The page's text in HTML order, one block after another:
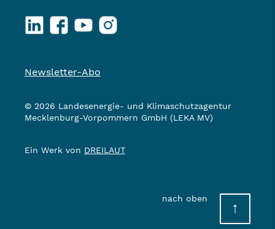
LinkedInFacebookYouTubeInstagram
Newsletter-Abo
© 2026 Landesenergie- und Klimaschutzagentur
Mecklenburg-Vorpommern GmbH (LEKA MV)
Ein Werk von DREILAUT
nach oben
↑